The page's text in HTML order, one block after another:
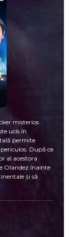
misterios
ucis în
permite
După ce
al acestora
Olandez înainte
și să